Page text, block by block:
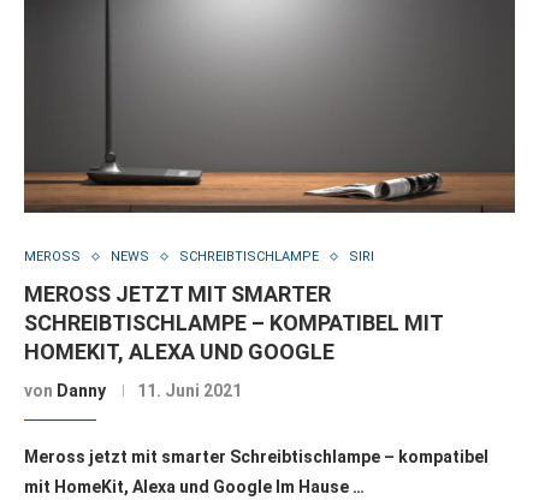
MEROSS NEWS SCHREIBTISCHLAMPE SIRI
MEROSS JETZT MIT SMARTER
SCHREIBTISCHLAMPE – KOMPATIBEL MIT
HOMEKIT, ALEXA UND GOOGLE
von Danny 11. Juni 2021
Meross jetzt mit smarter Schreibtischlampe – kompatibel
mit HomeKit, Alexa und Google Im Hause …